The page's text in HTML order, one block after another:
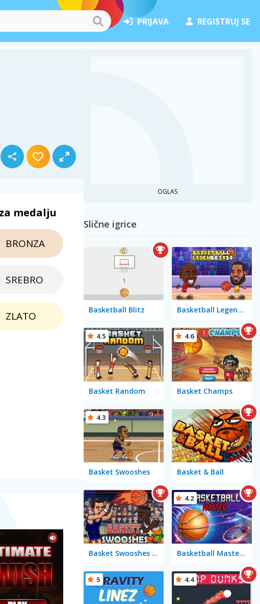
PRIJAVA REGISTRUJ SE
medalju
BRONZA
SREBRO
ZLATO
OGLAS
Slične igrice
Basketball Blitz Basketball Legends 2020
Basket Random
4.5
Basket Champs
4.6
Basket Swooshes
4.3
Basket & Ball
Basket Swooshes Plus Basketball Master Mobile
4.2
5 4.4